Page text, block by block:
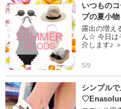
いつもの
プの夏小
露出の増え
ん☆ 今日は
介します♪
スメのジュ
5/9
シンプル